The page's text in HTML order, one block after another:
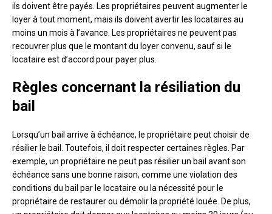
ils doivent être payés. Les propriétaires peuvent augmenter le
loyer à tout moment, mais ils doivent avertir les locataires au
moins un mois à l’avance. Les propriétaires ne peuvent pas
recouvrer plus que le montant du loyer convenu, sauf si le
locataire est d’accord pour payer plus.
Règles concernant la résiliation du
bail
Lorsqu’un bail arrive à échéance, le propriétaire peut choisir de
résilier le bail. Toutefois, il doit respecter certaines règles. Par
exemple, un propriétaire ne peut pas résilier un bail avant son
échéance sans une bonne raison, comme une violation des
conditions du bail par le locataire ou la nécessité pour le
propriétaire de restaurer ou démolir la propriété louée. De plus,